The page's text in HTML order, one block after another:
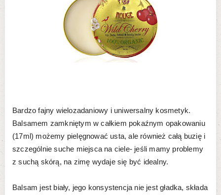
Bardzo fajny wielozadaniowy i uniwersalny kosmetyk.
Balsamem zamkniętym w całkiem pokaźnym opakowaniu
(17ml) możemy pielęgnować usta, ale również całą buzię i
szczególnie suche miejsca na ciele- jeśli mamy problemy
z suchą skórą, na zimę wydaje się być idealny.
Balsam jest biały, jego konsystencja nie jest gładka, składa